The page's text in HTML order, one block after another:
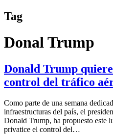
Tag
Donal Trump
Donald Trump
control del tráfico
Como parte de una semana
infraestructuras del país, el
Donald Trump, ha propuesto este
privatice el control del…